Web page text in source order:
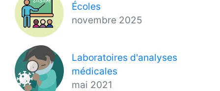
Écoles
novembre 2025
Laboratoires d'analyses
médicales
mai 2021